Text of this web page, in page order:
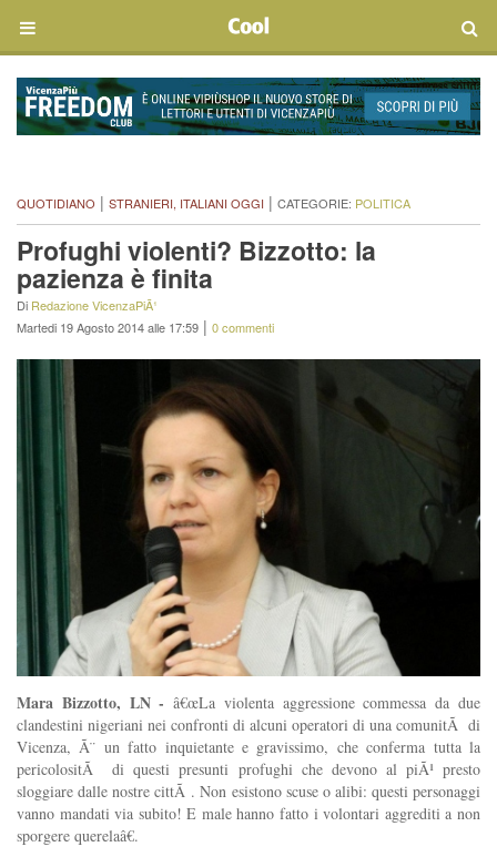
QUOTIDIANO | STRANIERI, ITALIANI OGGI | CATEGORIE: POLITICA
Profughi violenti? Bizzotto: la
pazienza è finita
Di Redazione VicenzaPiÃ¹
Martedi 19 Agosto 2014 alle 17:59 | 0 commenti
Mara Bizzotto, LN - â€œLa violenta aggressione commessa da due
clandestini nigeriani nei confronti di alcuni operatori di una comunitÃ di
Vicenza, Ã¨ un fatto inquietante e gravissimo, che conferma tutta la
pericolositÃ di questi presunti profughi che devono al piÃ¹ presto
sloggiare dalle nostre cittÃ . Non esistono scuse o alibi: questi personaggi
vanno mandati via subito! E male hanno fatto i volontari aggrediti a non
sporgere querelaâ€.